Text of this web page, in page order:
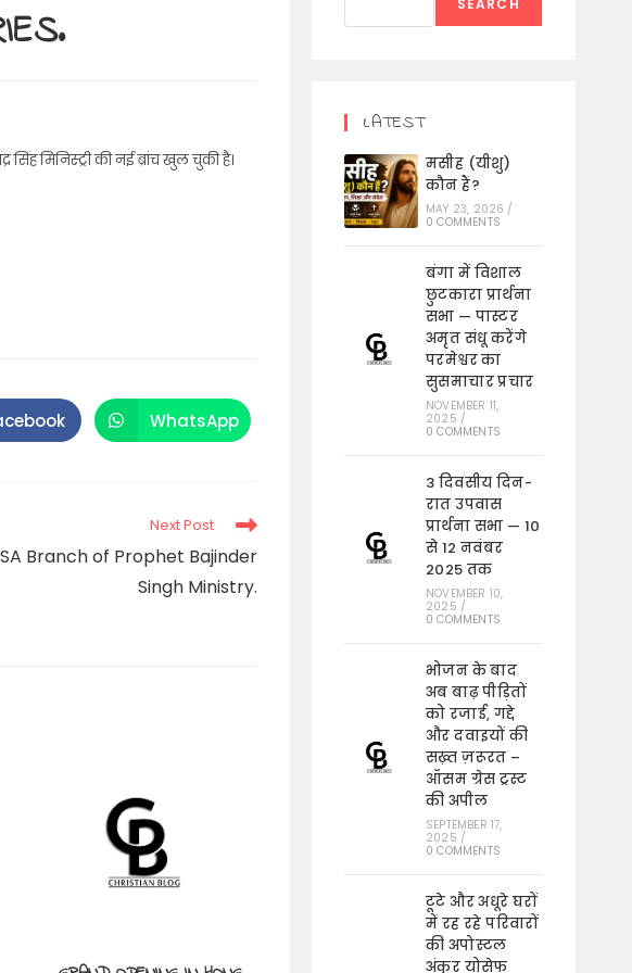
मिनिस्ट्री की नई ब्रांच खुल चुकी है।
Opens
in
Opens
in
WhatsApp
Next Post
Branch of Prophet Bajinder
Singh Ministry.
SEARCH
LATEST
मसीह (यीशु)
कौन हैं?
MAY 23, 2026 /
0 COMMENTS
बंगा में विशाल
छुटकारा प्रार्थना
सभा — पास्टर
अमृत संधू करेंगे
परमेश्वर का
सुसमाचार प्रचार
NOVEMBER 11,
2025 /
0 COMMENTS
3 दिवसीय दिन-
रात उपवास
प्रार्थना सभा — 10
से 12 नवंबर
2025 तक
NOVEMBER 10,
2025 /
0 COMMENTS
भोजन के बाद
अब बाढ़ पीड़ितों
को रजाई, गद्दे
और दवाइयों की
सख़्त ज़रूरत –
ऑसम ग्रेस ट्रस्ट
की अपील
SEPTEMBER 17,
2025 /
0 COMMENTS
टूटे और अधूरे घरों
में रह रहे परिवारों
की अपोस्टल
अंकुर योसेफ